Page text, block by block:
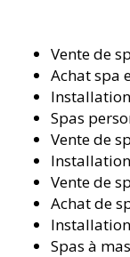
Vente de
Achat spa
Spas
Vente de
Vente de
Achat de
Spas à